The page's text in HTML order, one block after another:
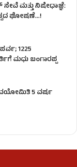
ಮತ್ತು ನಿಷೇಧಾಜ್ಞೆ:
ಘೋಷಣೆ…!
1225
ಮಧು ಬಂಗಾರಪ್ಪ
ವಯೋಮಿತಿ 5 ವರ್ಷ